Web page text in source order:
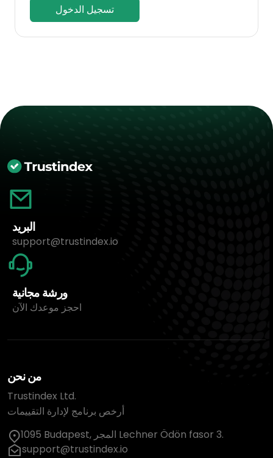
تسجيل الدخول
البريد
support@trustindex.io
ورشة مجانية
احجز موعدك الآن
من نحن
Trustindex Ltd.
أرخص برنامج لإدارة التقييمات
1095 Budapest, المجر Lechner Ödön fasor 3.
support@trustindex.io